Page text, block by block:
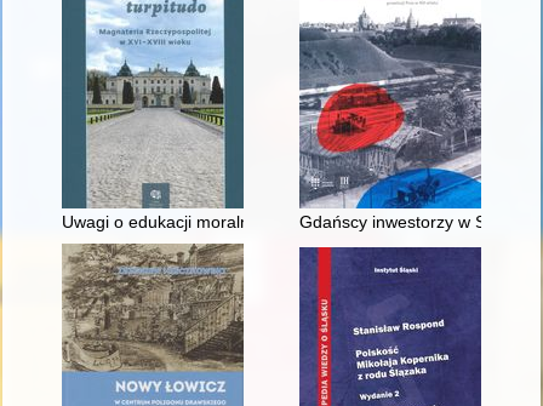
Uwagi o edukacji moralnej synów szlacheckich w XVI-
Gdańscy inwestorzy w